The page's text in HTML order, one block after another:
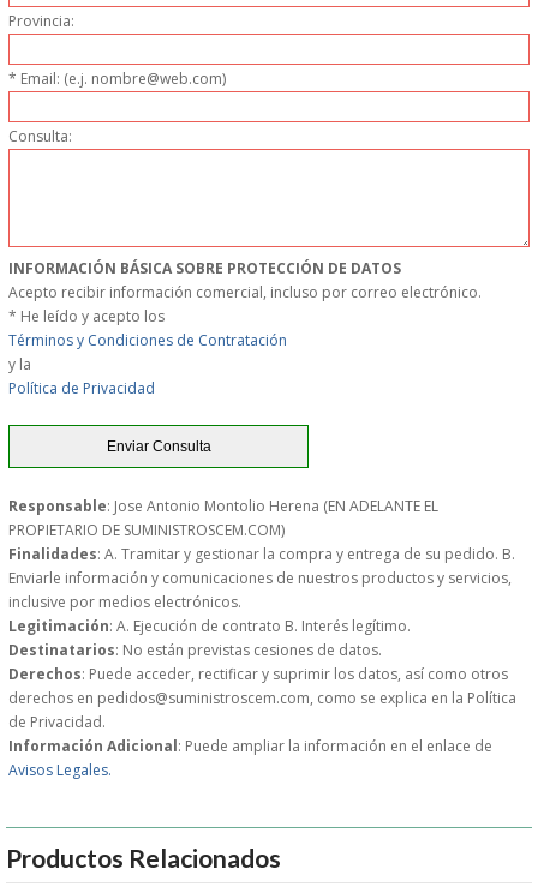
VAJILLA
CUCHILLOS DE COCINA
OUTLET
FORMA DE PAGO
CONDICIONES DE COMPRA
GARANTIAS Y
DEVOLUCIONES
AVISO LEGAL
POL�TICA DE PRIVACIDAD
CONDICIONES DE USO
NOTICIAS
BLOG
CERRAR
Provincia:
* Email: (e.j. nombre@web.com)
Consulta:
INFORMACIÓN BÁSICA SOBRE PROTECCIÓN DE DATOS
Acepto recibir información comercial, incluso por correo electrónico.
* He leído y acepto los
Términos y Condiciones de Contratación
y la
Política de Privacidad
Responsable: Jose Antonio Montolio Herena (EN ADELANTE EL
PROPIETARIO DE SUMINISTROSCEM.COM)
Finalidades: A. Tramitar y gestionar la compra y entrega de su pedido. B.
Enviarle información y comunicaciones de nuestros productos y servicios,
inclusive por medios electrónicos.
Legitimación: A. Ejecución de contrato B. Interés legítimo.
Destinatarios: No están previstas cesiones de datos.
Derechos: Puede acceder, rectificar y suprimir los datos, así como otros
derechos en pedidos@suministroscem.com, como se explica en la Política
de Privacidad.
Información Adicional: Puede ampliar la información en el enlace de
Avisos Legales.
Productos Relacionados